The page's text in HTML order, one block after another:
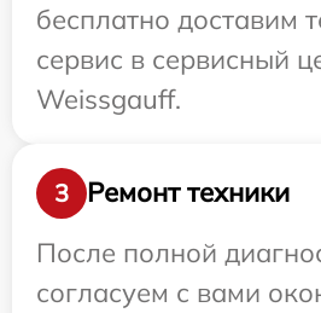
бесплатно доставим
сервис в сервисный
Weissgauff.
3
Ремонт техники
После полной
согласуем с вами